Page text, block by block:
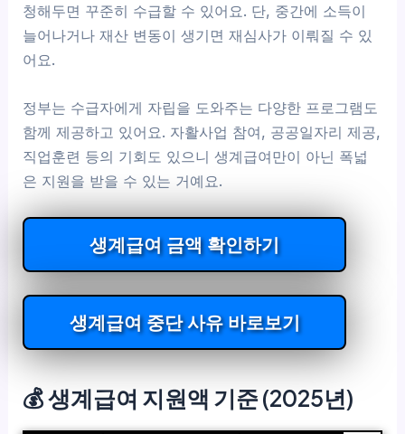
청해두면 꾸준히 수급할 수 있어요. 단, 중간에 소득이
늘어나거나 재산 변동이 생기면 재심사가 이뤄질 수 있
어요.
정부는 수급자에게 자립을 도와주는 다양한 프로그램도
함께 제공하고 있어요. 자활사업 참여, 공공일자리 제공,
직업훈련 등의 기회도 있으니 생계급여만이 아닌 폭넓
은 지원을 받을 수 있는 거예요.
생계급여 금액 확인하기
생계급여 중단 사유 바로보기
💰 생계급여 지원액 기준 (2025년)